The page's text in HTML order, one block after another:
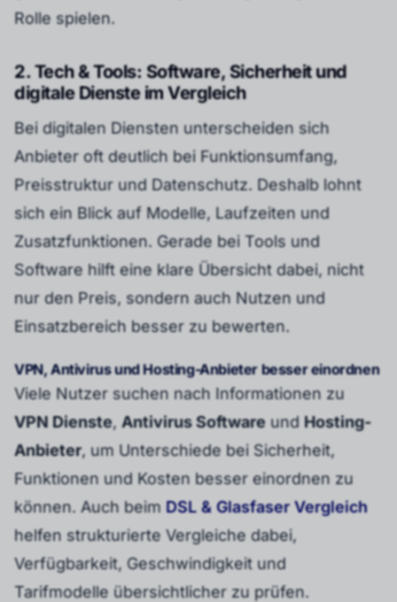
Rolle spielen.
2. Tech & Tools: Software, Sicherheit und
digitale Dienste im Vergleich
Bei digitalen Diensten unterscheiden sich
Anbieter oft deutlich bei Funktionsumfang,
Preisstruktur und Datenschutz. Deshalb lohnt
sich ein Blick auf Modelle, Laufzeiten und
Zusatzfunktionen. Gerade bei Tools und
Software hilft eine klare Übersicht dabei, nicht
nur den Preis, sondern auch Nutzen und
Einsatzbereich besser zu bewerten.
VPN, Antivirus und Hosting-Anbieter besser einordnen
Viele Nutzer suchen nach Informationen zu
VPN Dienste, Antivirus Software und Hosting-
Anbieter, um Unterschiede bei Sicherheit,
Funktionen und Kosten besser einordnen zu
können. Auch beim DSL & Glasfaser Vergleich
helfen strukturierte Vergleiche dabei,
Verfügbarkeit, Geschwindigkeit und
Tarifmodelle übersichtlicher zu prüfen.